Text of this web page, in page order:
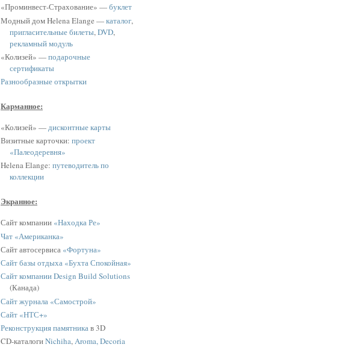
«Проминвест-Страхование» —буклет
Модный дом Helena Elange —каталог,
пригласительные билеты,DVD,
рекламный модуль
«Колизей» —подарочные
сертификаты
Разнообразные открытки
Карманное:
«Колизей» —дисконтные карты
Визитные карточки: проект
«Палеодеревня»
Helena Elange: путеводитель по
коллекции
Экранное:
Сайт компании «Находка Ре»
Чат «Американка»
Сайт автосервиса «Фортуна»
Сайт базы отдыха «Бухта Спокойная»
Сайт компании Design Build Solutions
(Канада)
Сайт журнала «Самострой»
Сайт «НТС+»
Реконструкция памятникав 3D
CD-каталогиNichiha,Aroma, Decoria